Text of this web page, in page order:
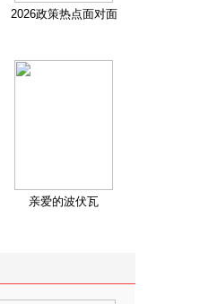
2026政策热点面对面
亲爱的波伏瓦